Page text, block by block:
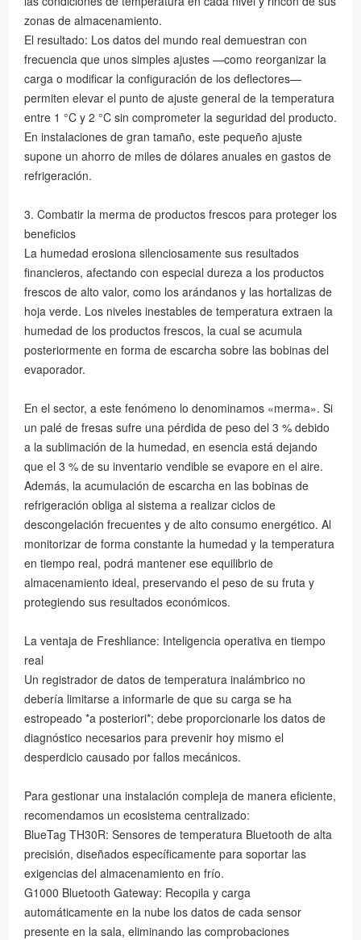
zonas de almacenamiento.
El resultado: Los datos del mundo real demuestran con
frecuencia que unos simples ajustes —como reorganizar la
carga o modificar la configuración de los deflectores—
permiten elevar el punto de ajuste general de la temperatura
entre 1 °C y 2 °C sin comprometer la seguridad del producto.
En instalaciones de gran tamaño, este pequeño ajuste
supone un ahorro de miles de dólares anuales en gastos de
refrigeración.
3. Combatir la merma de productos frescos para proteger los
beneficios
La humedad erosiona silenciosamente sus resultados
financieros, afectando con especial dureza a los productos
frescos de alto valor, como los arándanos y las hortalizas de
hoja verde. Los niveles inestables de temperatura extraen la
humedad de los productos frescos, la cual se acumula
posteriormente en forma de escarcha sobre las bobinas del
evaporador.
En el sector, a este fenómeno lo denominamos «merma». Si
un palé de fresas sufre una pérdida de peso del 3 % debido
a la sublimación de la humedad, en esencia está dejando
que el 3 % de su inventario vendible se evapore en el aire.
Además, la acumulación de escarcha en las bobinas de
refrigeración obliga al sistema a realizar ciclos de
descongelación frecuentes y de alto consumo energético. Al
monitorizar de forma constante la humedad y la temperatura
en tiempo real, podrá mantener ese equilibrio de
almacenamiento ideal, preservando el peso de su fruta y
protegiendo sus resultados económicos.
La ventaja de Freshliance: Inteligencia operativa en tiempo
real
Un registrador de datos de temperatura inalámbrico no
debería limitarse a informarle de que su carga se ha
estropeado *a posteriori*; debe proporcionarle los datos de
diagnóstico necesarios para prevenir hoy mismo el
desperdicio causado por fallos mecánicos.
Para gestionar una instalación compleja de manera eficiente,
recomendamos un ecosistema centralizado:
BlueTag TH30R: Sensores de temperatura Bluetooth de alta
precisión, diseñados específicamente para soportar las
exigencias del almacenamiento en frío.
G1000 Bluetooth Gateway: Recopila y carga
automáticamente en la nube los datos de cada sensor
presente en la sala, eliminando las comprobaciones